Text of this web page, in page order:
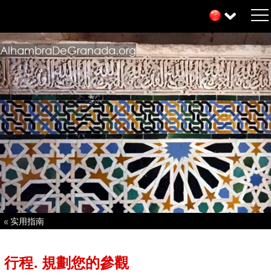
AlhambraDeGranada.org
« 实用指南
行程. 規劃您的參觀